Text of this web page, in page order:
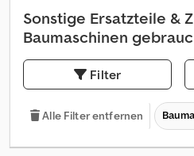
Sonstige Ersatzteile &
Baumaschinen
Filter
Alle Filter entfernen